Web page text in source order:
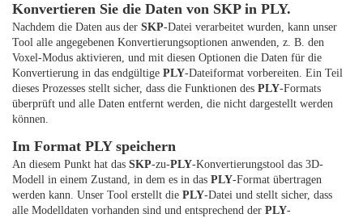
Konvertieren Sie die Daten von SKP in PLY.
Nachdem die Daten aus der SKP-Datei verarbeitet wurden, kann unser
Tool alle angegebenen Konvertierungsoptionen anwenden, z. B. den
Voxel-Modus aktivieren, und mit diesen Optionen die Daten für die
Konvertierung in das endgültige PLY-Dateiformat vorbereiten. Ein Teil
dieses Prozesses stellt sicher, dass die Funktionen des PLY-Formats
überprüft und alle Daten entfernt werden, die nicht dargestellt werden
können.
Im Format PLY speichern
An diesem Punkt hat das SKP-zu-PLY-Konvertierungstool das 3D-
Modell in einem Zustand, in dem es in das PLY-Format übertragen
werden kann. Unser Tool erstellt die PLY-Datei und stellt sicher, dass
alle Modelldaten vorhanden sind und entsprechend der PLY-